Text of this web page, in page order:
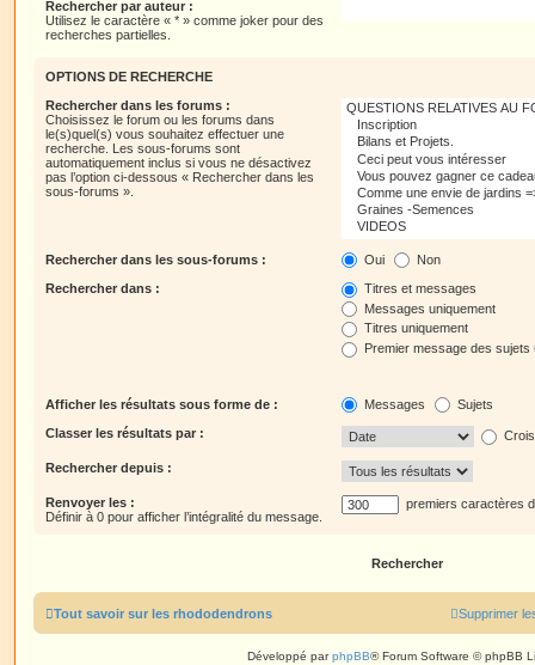
Rechercher par auteur :
Utilisez le caractère « * » comme joker pour des
recherches partielles.
OPTIONS DE RECHERCHE
Rechercher dans les forums :
Choisissez le forum ou les forums dans
le(s)quel(s) vous souhaitez effectuer une
recherche. Les sous-forums sont
automatiquement inclus si vous ne désactivez
pas l’option ci-dessous « Rechercher dans les
sous-forums ».
Rechercher dans les sous-forums : Oui Non
Rechercher dans :
Titres et messages
Messages uniquement
Titres uniquement
Premier message des sujets
Afficher les résultats sous forme de : Messages Sujets
Classer les résultats par :
Rechercher depuis :
Renvoyer les :
Définir à 0 pour afficher l’intégralité du message.
premiers caractères
Tout savoir sur les rhododendrons Supprimer
Développé parphpBB® Forum Software © phpBB